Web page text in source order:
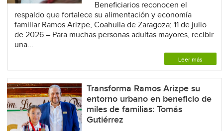
Beneficiarios reconocen el
respaldo que fortalece su alimentación y economía
familiar Ramos Arizpe, Coahuila de Zaragoza; 11 de julio
de 2026.– Para muchas personas adultas mayores, recibir
una...
Leer más
Transforma Ramos Arizpe su
entorno urbano en beneficio de
miles de familias: Tomás
Gutiérrez